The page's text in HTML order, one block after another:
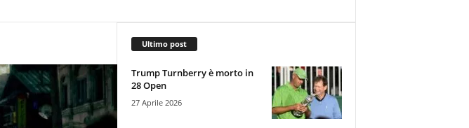
Ultimo post
Trump Turnberry è morto in
28 Open
27 Aprile 2026